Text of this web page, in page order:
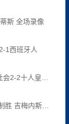
斯 全场录像
1西班牙人